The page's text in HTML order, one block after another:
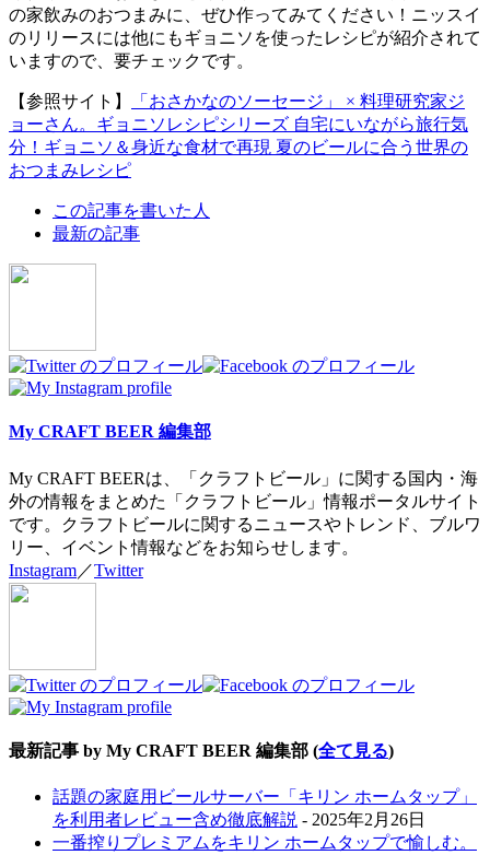
の家飲みのおつまみに、ぜひ作ってみてください！ニッスイ
のリリースには他にもギョニソを使ったレシピが紹介されて
いますので、要チェックです。
【参照サイト】
「おさかなのソーセージ」 × 料理研究家ジ
ョーさん。ギョニソレシピシリーズ 自宅にいながら旅行気
分！ギョニソ＆身近な食材で再現 夏のビールに合う世界の
おつまみレシピ
following
tabs
change
この記事を書いた人
最新の記事
My CRAFT BEER 編集部
My CRAFT BEERは、「クラフトビール」に関する国内・海
外の情報をまとめた「クラフトビール」情報ポータルサイト
です。クラフトビールに関するニュースやトレンド、ブルワ
リー、イベント情報などをお知らせします。
Instagram／Twitter
最新記事 by My CRAFT BEER 編集部 (全て見る)
話題の家庭用ビールサーバー「キリン ホームタップ」
を利用者レビュー含め徹底解説 - 2025年2月26日
一番搾りプレミアムをキリン ホームタップで愉しむ。